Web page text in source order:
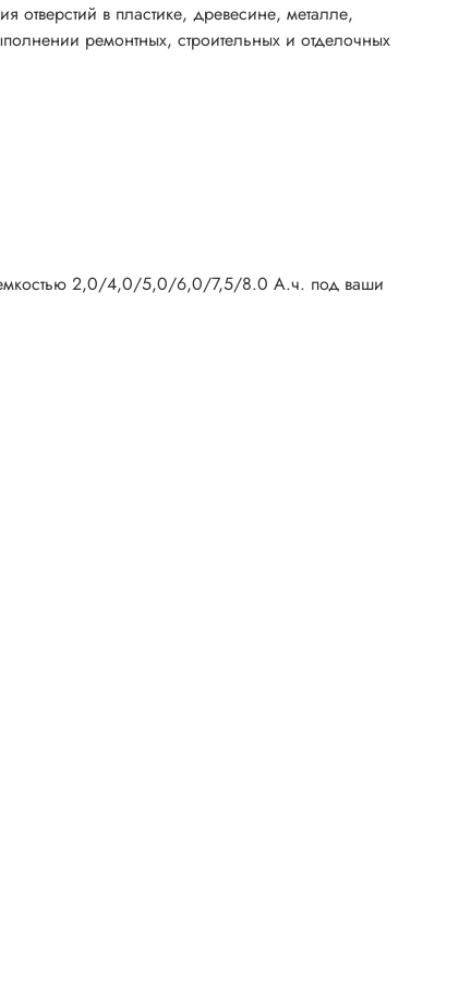
в пластике, древесине, металле,
ремонтных, строительных и отделочных
емкостью 2,0/4,0/5,0/6,0/7,5/8.0 А.ч. под ваши